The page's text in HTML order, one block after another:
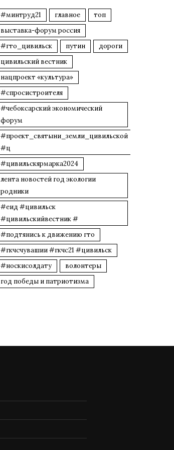
#минтруд21 главное
топ
выставка-форум россия
#гто_цивильск
путин
дороги
цивильский вестник
нацпроект «культура»
#спросистроителя
#чебоксарский экономический
форум
#проект_святыни_земли_цивильской
#ц
#цивильскярмарка2024
лента новостей год экологии
родники
#еид #цивильск
#цивильскийвестник #
#подтянись к движению гто
#гкчсчувашии #гкчс21 #цивильск
#носкисолдату
волонтеры
год победы и патриотизма